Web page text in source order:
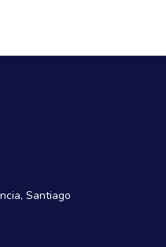
Santiago